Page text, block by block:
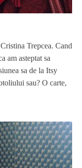
Trepcea. Cand
am asteptat sa
sa de la Itsy
sau? O carte,